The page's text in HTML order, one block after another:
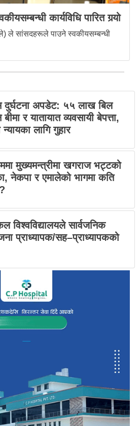
कार्यविधि पारित गर्‍यो
ले सांसदहरूले पाउने स्वकीयसम्बन्धी
दुर्घटना अपडेट: ५५ लाख बिल
र यातायात व्यवसायी बेपत्ता,
न्यायका लागि गुहार
मुख्यमन्त्रीमा खगराज भट्टको
नेकपा र एमालेको भागमा कति
विश्वविद्यालयले सार्वजनिक
प्राध्यापक/सह–प्राध्यापकको